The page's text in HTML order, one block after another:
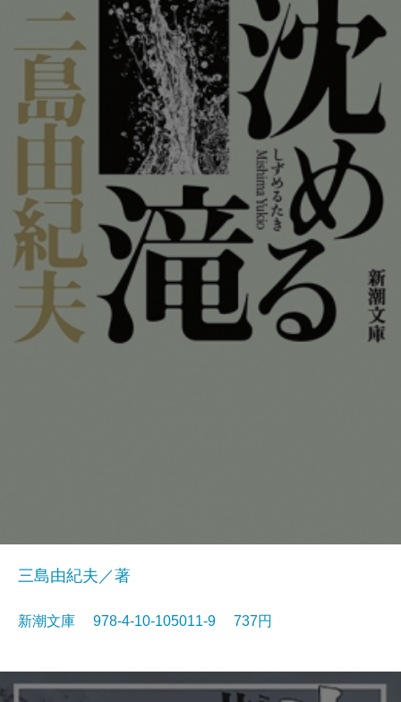
三島由紀夫／著
新潮文庫 978-4-10-105011-9 737円